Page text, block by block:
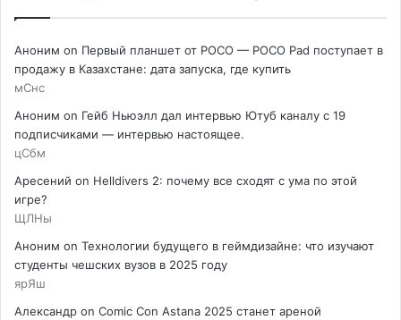
Аноним on Первый планшет от POCO — POCO Pad поступает в
продажу в Казахстане: дата запуска, где купить
мСнс
Аноним on Гейб Ньюэлл дал интервью Ютуб каналу с 19
подписчиками — интервью настоящее.
цСбм
Аресений on Helldivers 2: почему все сходят с ума по этой
игре?
ЩЛНы
Аноним on Технологии будущего в геймдизайне: что изучают
студенты чешских вузов в 2025 году
ярЯш
Александр on Comic Con Astana 2025 станет ареной